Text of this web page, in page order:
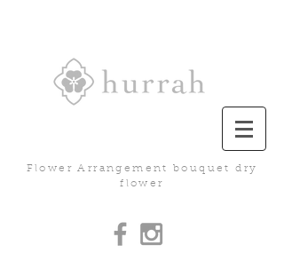
Flower Arrangement bouquet dry
flower